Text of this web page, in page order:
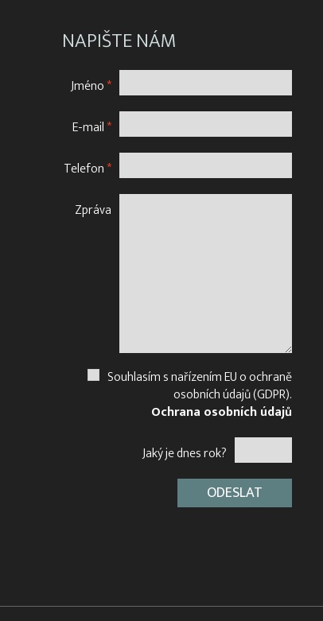
NAPIŠTE NÁM
Jméno*
E-mail*
Telefon*
Zpráva
Souhlasím s nařízením EU o ochraně
osobních údajů (GDPR).
Ochrana osobních údajů
Jaký je dnes rok?